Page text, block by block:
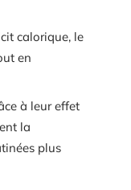
calorique, le
en
à leur effet
la
plus